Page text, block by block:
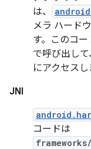
は、
メラ ハード
す。このコ
で呼び出し
にアクセスし
JNI
コードは